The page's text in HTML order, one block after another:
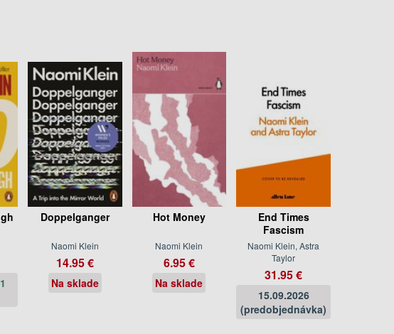
Doppelganger
Naomi Klein
14.95 €
Na sklade
Hot Money
Naomi Klein
6.95 €
Na sklade
End Times
Fascism
Naomi Klein, Astra
Taylor
31.95 €
15.09.2026
(predobjednávka)